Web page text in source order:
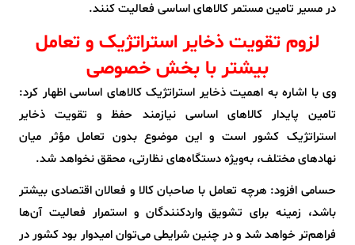
در مسیر تامین مستمر کالاهای اساسی فعالیت کنند.
لزوم تقویت ذخایر استراتژیک و تعامل
بیشتر با بخش خصوصی
وی با اشاره به اهمیت ذخایر استراتژیک کالاهای اساسی اظهار کرد:
تامین پایدار کالاهای اساسی نیازمند حفظ و تقویت ذخایر
استراتژیک کشور است و این موضوع بدون تعامل مؤثر میان
نهادهای مختلف، به‌ویژه دستگاه‌های نظارتی، محقق نخواهد شد.
حسامی افزود: هرچه تعامل با صاحبان کالا و فعالان اقتصادی بیشتر
باشد، زمینه برای تشویق واردکنندگان و استمرار فعالیت آن‌ها
فراهم‌تر خواهد شد و در چنین شرایطی می‌توان امیدوار بود کشور در